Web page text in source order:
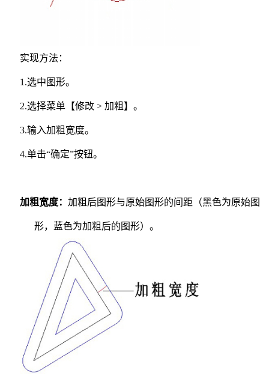
实现方法：
1.选中图形。
2.选择菜单【修改 > 加粗】。
3.输入加粗宽度。
4.单击“确定”按钮。
加粗宽度： 加粗后图形与原始图形的间距（黑色为原始图
形，蓝色为加粗后的图形）。